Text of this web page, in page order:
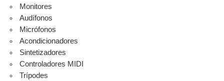
Monitores
Audífonos
Micrófonos
Acondicionadores
Sintetizadores
Controladores MIDI
Trípodes